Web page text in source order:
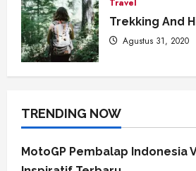
Travel
Trekking And
Agustus 31, 2020
TRENDING NOW
MotoGP Pembalap Indonesia